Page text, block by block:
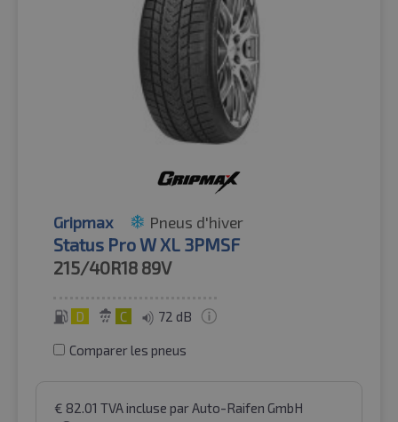
Gripmax Pneus d'hiver
Status Pro W XL 3PMSF
215/40R18 89V
D C 72 dB
Comparer les pneus
€ 82.01 TVA incluse par Auto-Raifen GmbH